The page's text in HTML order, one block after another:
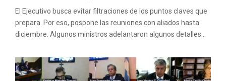
El Ejecutivo busca evitar filtraciones de los puntos claves que
prepara. Por eso, pospone las reuniones con aliados hasta
diciembre. Algunos ministros adelantaron algunos detalles...